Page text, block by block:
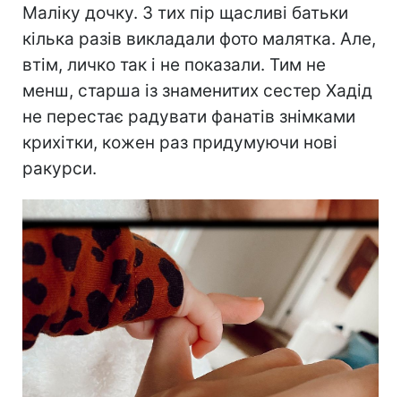
Маліку дочку. З тих пір щасливі батьки
кілька разів викладали фото малятка. Але,
втім, личко так і не показали. Тим не
менш, старша із знаменитих сестер Хадід
не перестає радувати фанатів знімками
крихітки, кожен раз придумуючи нові
ракурси.